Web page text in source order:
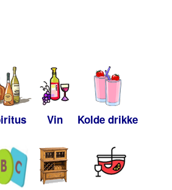
Vin Kolde drikke